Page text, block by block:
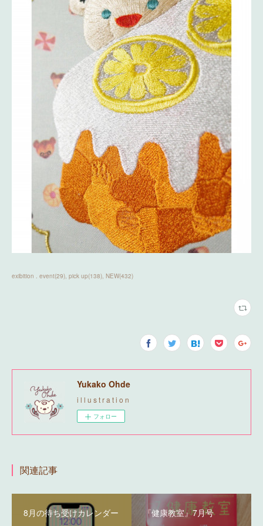
exibition . event(29) pick up(138) NEW(432)
Yukako Ohde
i l l u s t r a t i o n
フォロー
関連記事
8月の待ち受けカレンダー 『健康教室』7月号